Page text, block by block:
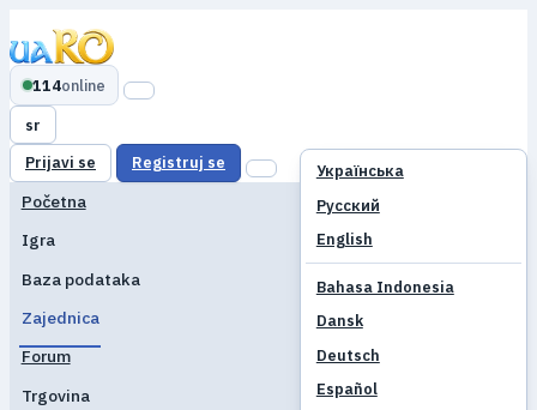
114online
sr
Українська
Русский
English
Bahasa Indonesia
Dansk
Deutsch
Español
Prijavi se Registruj se
Početna
Igra
Baza podataka
Zajednica
Forum
Trgovina